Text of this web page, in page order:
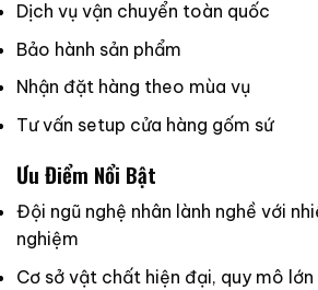
Dịch vụ vận chuyển toàn quốc
Bảo hành sản phẩm
Nhận đặt hàng theo mùa vụ
Tư vấn setup cửa hàng gốm sứ
Ưu Điểm Nổi Bật
Đội ngũ nghệ nhân lành nghề với
nghiệm
Cơ sở vật chất hiện đại, quy mô lớn